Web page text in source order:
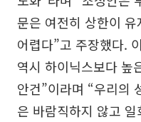
문은 여전히 상한이
어렵다”고 주장했다.
역시 하이닉스보다 높
안건”이라며 “우리의
은 바람직하지 않고